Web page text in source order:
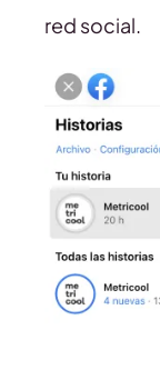
red social.